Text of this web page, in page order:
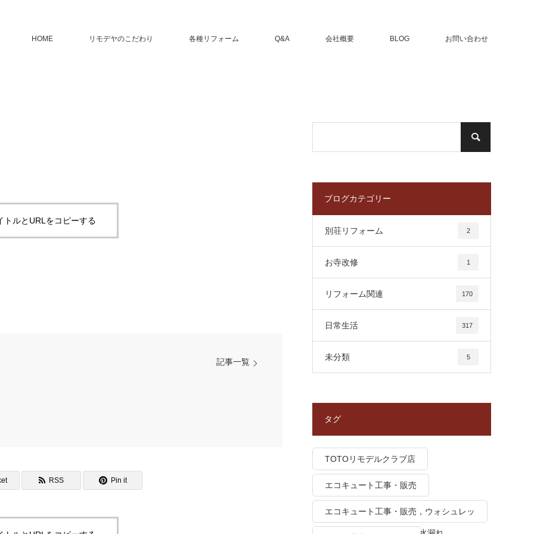
HOME リモデヤのこだわり 各種リフォーム Q&A 会社概要 BLOG お問い合わせ
トルとURLをコピーする
記事一覧
RSS Pin it
ブログカテゴリー
別荘リフォーム 2
お寺改修 1
リフォーム関連 170
日常生活 317
未分類 5
タグ
TOTOリモデルクラブ店
エコキュート工事・販売
エコキュート工事・販売，ウォシュレッ